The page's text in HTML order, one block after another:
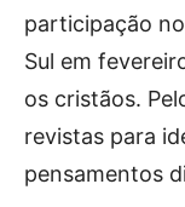
participação
Sul em
os cristãos.
revistas para
pensamentos